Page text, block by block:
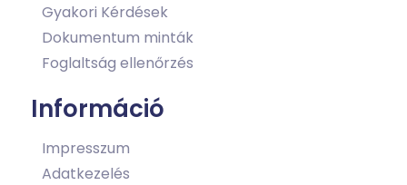
Gyakori Kérdések
Dokumentum minták
Foglaltság ellenőrzés
Információ
Impresszum
Adatkezelés